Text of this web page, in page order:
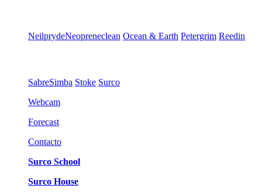
NeilprydeNeopreneclean Ocean & Earth Petergrim Reedin
SabreSimba Stoke Surco
Webcam
Forecast
Contacto
Surco School
Surco House